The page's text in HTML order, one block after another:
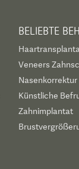
BELIEBTE
Veneers
Nasenkorrektur
Künstliche
Zahnimplantat